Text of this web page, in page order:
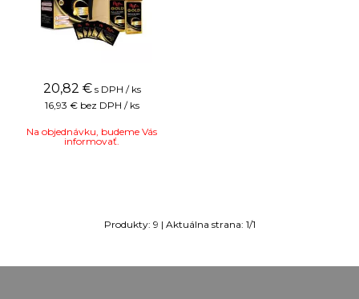
20,82 € s DPH / ks
16,93 € bez DPH / ks
Na objednávku, budeme Vás
informovať.
Produkty: 9 | Aktuálna strana: 1/1